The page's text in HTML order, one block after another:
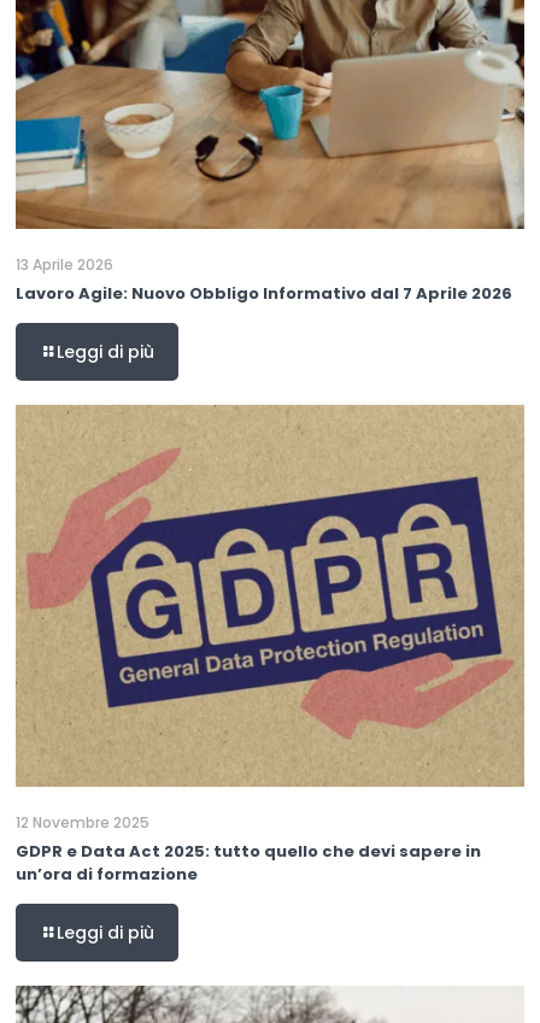
13 Aprile 2026
Lavoro Agile: Nuovo Obbligo Informativo dal 7 Aprile 2026
Leggi di più
12 Novembre 2025
GDPR e Data Act 2025: tutto quello che devi sapere in
un’ora di formazione
Leggi di più